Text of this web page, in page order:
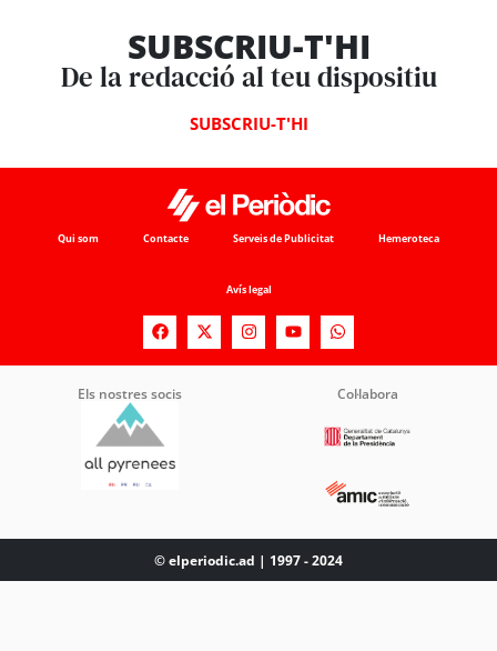
SUBSCRIU-T'HI
De la redacció al teu dispositiu
SUBSCRIU-T'HI
Qui som Contacte Serveis de Publicitat Hemeroteca
Avís legal
Els nostres socis Col·labora
© elperiodic.ad | 1997 - 2024